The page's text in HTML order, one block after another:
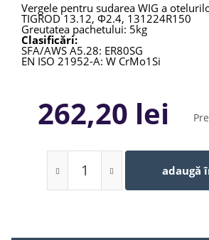
Vergele pentru sudarea WIG a
TIGROD 13.12, Φ2.4, 131224R150
Greutatea pachetului: 5kg
Clasificări:
SFA/AWS A5.28: ER80SG
EN ISO 21952-A: W CrMo1Si
262,20 lei
adaugă